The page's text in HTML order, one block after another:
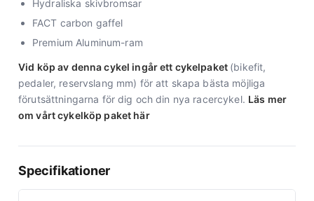
Hydraliska skivbromsar
FACT carbon gaffel
Premium Aluminum-ram
Vid köp av denna cykel ingår ett cykelpaket (bikefit,
pedaler, reservslang mm) för att skapa bästa möjliga
förutsättningarna för dig och din nya racercykel. Läs mer
om vårt cykelköp paket här
Specifikationer